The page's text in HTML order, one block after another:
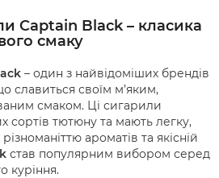
Captain Black – класика
смаку
– один з найвідоміших брендів
славиться своїм м’яким,
смаком. Ці сигарили
сортів тютюну та мають легку,
ароматів та якісній
став популярним вибором серед
куріння.